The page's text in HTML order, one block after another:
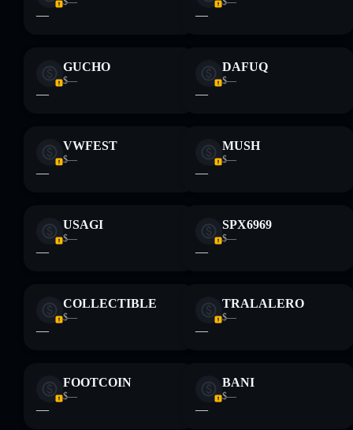
únicamente fines educativos y no constituye asesoramiento
— —
GUCHO
$—
—
DAFUQ
$—
—
VWFEST
$—
—
MUSH
$—
—
USAGI
$—
—
SPX6969
$—
—
COLLECTIBLE
$—
—
TRALALERO
$—
—
FOOTCOIN
$—
—
BANI
$—
—